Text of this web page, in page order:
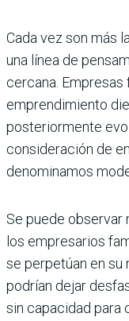
Cada vez son más
una línea de
cercana.
emprendimiento
posteriormente
consideración de
denominamos
Se puede observar
los empresarios
se perpetúan en
podrían dejar
sin capacidad para